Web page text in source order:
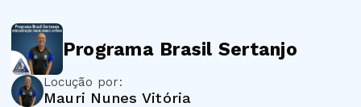
Programa Brasil Sertanjo
Locução por:
Mauri Nunes Vitória